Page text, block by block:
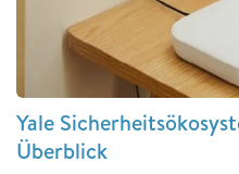
Yale
Überblick